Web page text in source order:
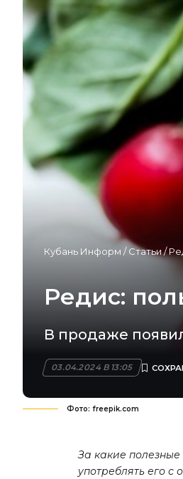
Кубань Информ /Статьи/
Редис:
В продаже
03.04.2024 В 13:05
Фото: freepik.com
За какие полезные
употреблять его с